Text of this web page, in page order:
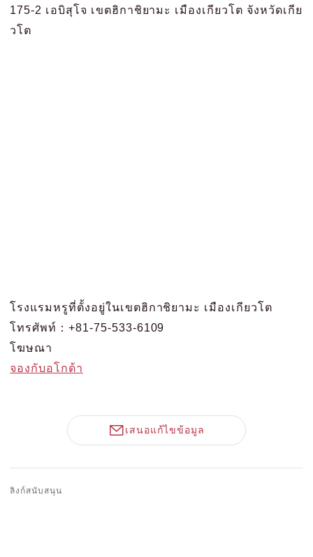
175-2 เอบิสุโจ เขตฮิกาชิยามะ เมืองเกียวโต จังหวัดเกีย
วโต
โรงแรมหรูที่ตั้งอยู่ในเขตฮิกาชิยามะ เมืองเกียวโต
โทรศัพท์：+81-75-533-6109
โฆษณา
จองกับอโกด้า
เสนอแก้ไขข้อมูล
ลิงก์สนับสนุน